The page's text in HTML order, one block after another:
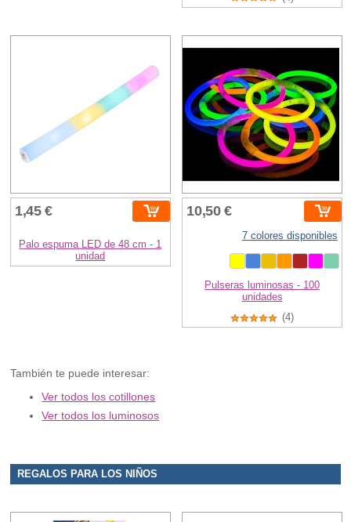
1,45 €
Palo espuma LED de 48 cm - 1
unidad
10,50 €
7 colores disponibles
Pulseras luminosas - 100
unidades
(4)
También te puede interesar:
Ver todos los cotillones
Ver todos los luminosos
REGALOS PARA LOS NIÑOS